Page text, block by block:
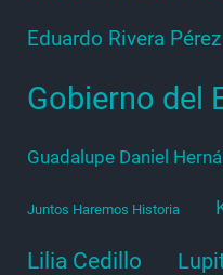
Eduardo Rivera Pérez
Gobierno del
Guadalupe Daniel
Juntos Haremos Historia
Lilia Cedillo